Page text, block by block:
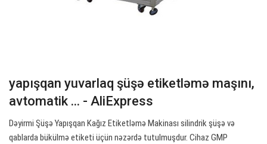
yapışqan yuvarlaq şüşə etiketləmə maşını,
avtomatik ... - AliExpress
Dəyirmi Şüşə Yapışqan Kağız Etiketləmə Makinası silindrik şüşə və
qablarda bükülmə etiketi üçün nəzərdə tutulmuşdur. Cihaz GMP